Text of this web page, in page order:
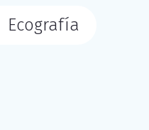
Ecografía